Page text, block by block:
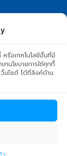
หรือเทคโนโลยีอื่นที่มี
านโยบายการใช้คุกกี้
บไซต์ ได้ที่ลิงค์ด้าน
- All rights